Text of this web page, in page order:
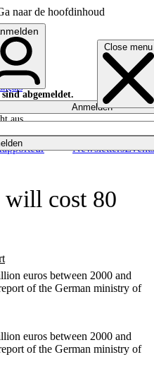
naar de hoofdinhoud
Close menu
NewslettersEvents
sind abgemeldet.
Anmelden
aus
will cost 80
euros between 2000 and
of the German ministry of
euros between 2000 and
of the German ministry of